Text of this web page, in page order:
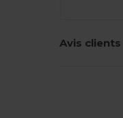
Avis